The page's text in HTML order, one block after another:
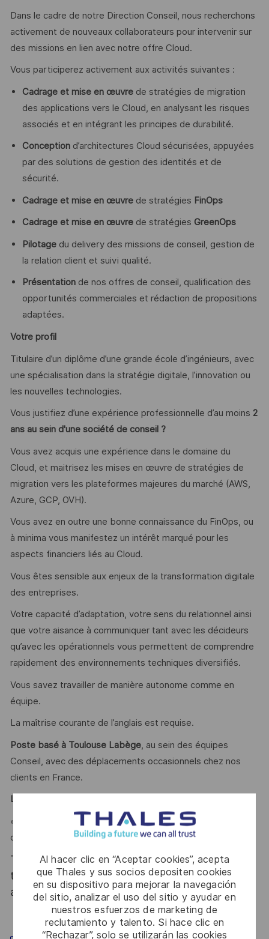
Al hacer clic en “Aceptar cookies”, acepta
que Thales y sus socios depositen cookies
en su dispositivo para mejorar la navegación
del sitio, analizar el uso del sitio y ayudar en
nuestros esfuerzos de marketing de
reclutamiento y talento. Si hace clic en
“Rechazar”, solo se utilizarán las cookies
Dans le cadre de notre Direction Conseil, nous recherchons
activement de nouveaux collaborateurs pour intervenir sur
des missions en lien avec notre offre Cloud.
Vous participerez activement aux activités suivantes :
Cadrage et mise en œuvre de stratégies de migration
des applications vers le Cloud, en analysant les risques
associés et en intégrant les principes de durabilité.
Conception d’architectures Cloud sécurisées, appuyées
par des solutions de gestion des identités et de
sécurité.
Cadrage et mise en œuvrede stratégies FinOps
Cadrage et mise en œuvre de stratégies GreenOps
Pilotage du delivery des missions de conseil, gestion de
la relation client et suivi qualité.
Présentationde nos offres de conseil, qualification des
opportunités commerciales et rédaction de propositions
adaptées.
Votre profil
Titulaire d’un diplôme d’une grande école d’ingénieurs, avec
une spécialisation dans la stratégie digitale, l’innovation ou
les nouvelles technologies.
Vous justifiez d’une expérience professionnelle d’au moins 2
ans au sein d'une société de conseil ?
Vous avez acquis une expérience dans le domaine du
Cloud, et maitrisez les mises en œuvre de stratégies de
migration vers les plateformes majeures du marché (AWS,
Azure, GCP, OVH).
Vous avez en outre une bonne connaissance du FinOps, ou
à minima vous manifestez un intérêt marqué pour les
aspects financiers liés au Cloud.
Vous êtes sensible aux enjeux de la transformation digitale
des entreprises.
Votre capacité d’adaptation, votre sens du relationnel ainsi
que votre aisance à communiquer tant avec les décideurs
qu’avec les opérationnels vous permettent de comprendre
rapidement des environnements techniques diversifiés.
Vous savez travailler de manière autonome comme en
équipe.
La maîtrise courante de l’anglais est requise.
Poste basé à Toulouse Labège, au sein des équipes
Conseil, avec des déplacements occasionnels chez nos
clients en France.
Le mot de l'équipe
« Faire du cloud un accélérateur métier permettant
d’atteindre les objectifs et ambitions des décideurs »
Thales, entreprise Handi-Engagée, reconnait
tous les talents. La diversité est notre meilleur
atout. Postulez et rejoignez nous !